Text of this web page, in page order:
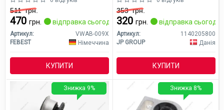
511грн.
470 грн. відправка сьогодні
Артикул:
VWAB-009X
FEBEST
Німеччина
КУПИТИ
353грн.
320 грн. відправка сьогодні
Артикул:
1140205800
JP GROUP
Данія
КУПИТИ
Знижка 9% Знижка 8%